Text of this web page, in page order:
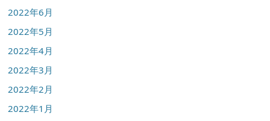
2022年6月
2022年5月
2022年4月
2022年3月
2022年2月
2022年1月